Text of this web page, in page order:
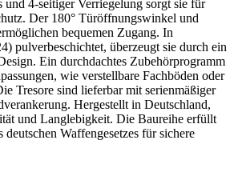
und 4-seitiger Verriegelung sorgt sie für
Der 180° Türöffnungswinkel und
bequemen Zugang. In
pulverbeschichtet, überzeugt sie durch ein
Ein durchdachtes Zubehörprogramm
wie verstellbare Fachböden oder
Tresore sind lieferbar mit serienmäßiger
Hergestellt in Deutschland,
und Langlebigkeit. Die Baureihe erfüllt
Waffengesetzes für sichere